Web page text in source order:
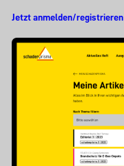
Jetzt anmelden/registrieren